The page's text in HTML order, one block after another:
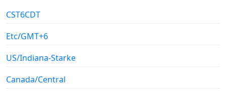
CST6CDT
Etc/GMT+6
US/Indiana-Starke
Canada/Central